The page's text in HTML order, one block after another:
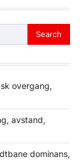
overgang,
avstand,
dominans,